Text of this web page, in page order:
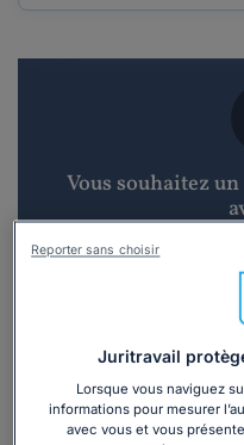
Vous souhaitez
Recevoir
3
Juritravail
Lorsque vous naviguez
informations pour mesurer
avec vous et vous
Reporter sans choisir